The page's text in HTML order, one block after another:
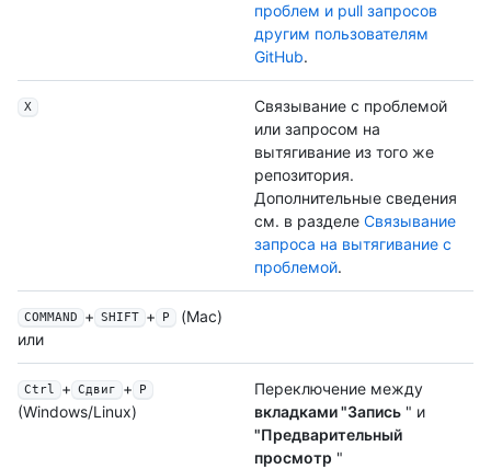
проблем и pull запросов
другим пользователям
GitHub.
X
Связывание с проблемой
или запросом на
вытягивание из того же
репозитория.
Дополнительные сведения
см. в разделе Связывание
запроса на вытягивание с
проблемой.
COMMAND + SHIFT + P
(Mac)
или
Ctrl + Сдвиг + P
(Windows/Linux)
Переключение между
вкладками "Запись " и
"Предварительный
просмотр "